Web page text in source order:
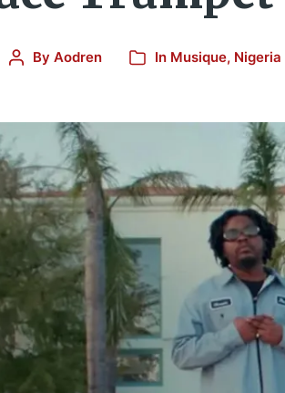
By Aodren In Musique, Nigeria